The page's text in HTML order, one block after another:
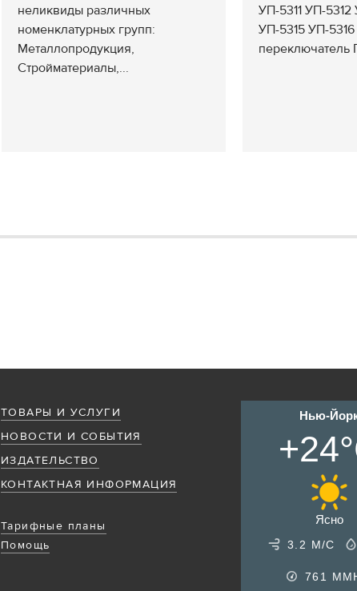
неликвиды различных
номенклатурных групп:
Металлопродукция,
Стройматериалы,...
УП-5311 УП-
УП-5315 УП-
переключатель
ТОВАРЫ И УСЛУГИ
НОВОСТИ И СОБЫТИЯ
ИЗДАТЕЛЬСТВО
КОНТАКТНАЯ ИНФОРМАЦИЯ
Тарифные планы
Помощь
Нью-
Ясно
3.2 М/С
761